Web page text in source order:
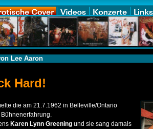
Lee Aaron
Hard!
die am 21.7.1962 in Belleville/Ontario
Bühnenerfahrung.
Karen Lynn Greening und sie sang damals